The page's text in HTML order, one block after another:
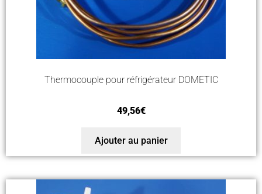
Thermocouple pour réfrigérateur DOMETIC
49,56€
Ajouter au panier